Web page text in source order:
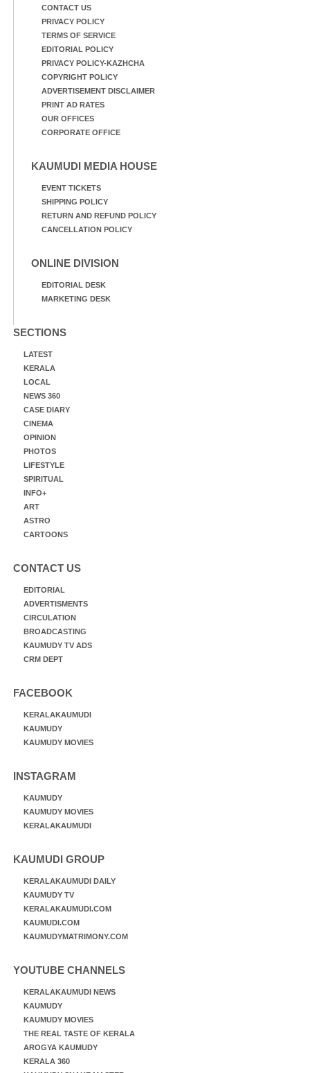
CONTACT US
PRIVACY POLICY
TERMS OF SERVICE
EDITORIAL POLICY
PRIVACY POLICY-KAZHCHA
COPYRIGHT POLICY
ADVERTISEMENT DISCLAIMER
PRINT AD RATES
OUR OFFICES
CORPORATE OFFICE
KAUMUDI MEDIA HOUSE
EVENT TICKETS
SHIPPING POLICY
RETURN AND REFUND POLICY
CANCELLATION POLICY
ONLINE DIVISION
EDITORIAL DESK
MARKETING DESK
SECTIONS
LATEST
KERALA
LOCAL
NEWS 360
CASE DIARY
CINEMA
OPINION
PHOTOS
LIFESTYLE
SPIRITUAL
INFO+
ART
ASTRO
CARTOONS
CONTACT US
EDITORIAL
ADVERTISMENTS
CIRCULATION
BROADCASTING
KAUMUDY TV ADS
CRM DEPT
FACEBOOK
KERALAKAUMUDI
KAUMUDY
KAUMUDY MOVIES
INSTAGRAM
KAUMUDY
KAUMUDY MOVIES
KERALAKAUMUDI
KAUMUDI GROUP
KERALAKAUMUDI DAILY
KAUMUDY TV
KERALAKAUMUDI.COM
KAUMUDI.COM
KAUMUDYMATRIMONY.COM
YOUTUBE CHANNELS
KERALAKAUMUDI NEWS
KAUMUDY
KAUMUDY MOVIES
THE REAL TASTE OF KERALA
AROGYA KAUMUDY
KERALA 360